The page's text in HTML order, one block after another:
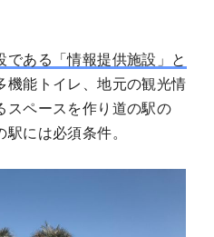
ある「情報提供施設」と
機能トイレ、地元の観光情
スペースを作り道の駅の
には必須条件。